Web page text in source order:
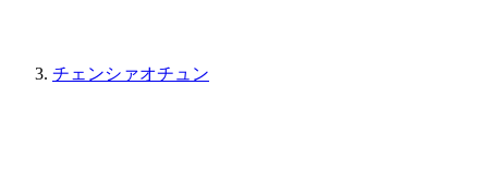
チェンシァオチュン